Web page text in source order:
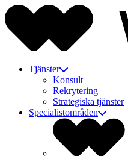
Tjänster
Konsult
Rekrytering
Strategiska tjänster
Specialistområden